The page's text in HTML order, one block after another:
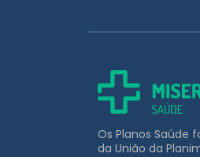
Os Planos Saúde
da União da